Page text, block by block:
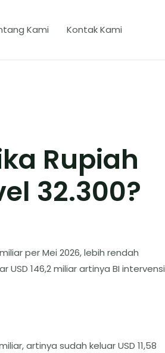
Kami Kontak Kami
Rupiah
32.300?
per Mei 2026, lebih rendah
USD 146,2 miliar artinya BI intervensi
artinya sudah keluar USD 11,58